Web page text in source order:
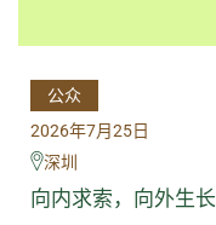
公众
2026年7月25日
深圳
向内求索，向外生长